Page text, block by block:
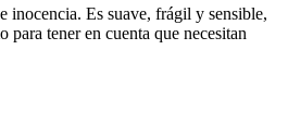
inocencia. Es suave, frágil y sensible,
para tener en cuenta que necesitan